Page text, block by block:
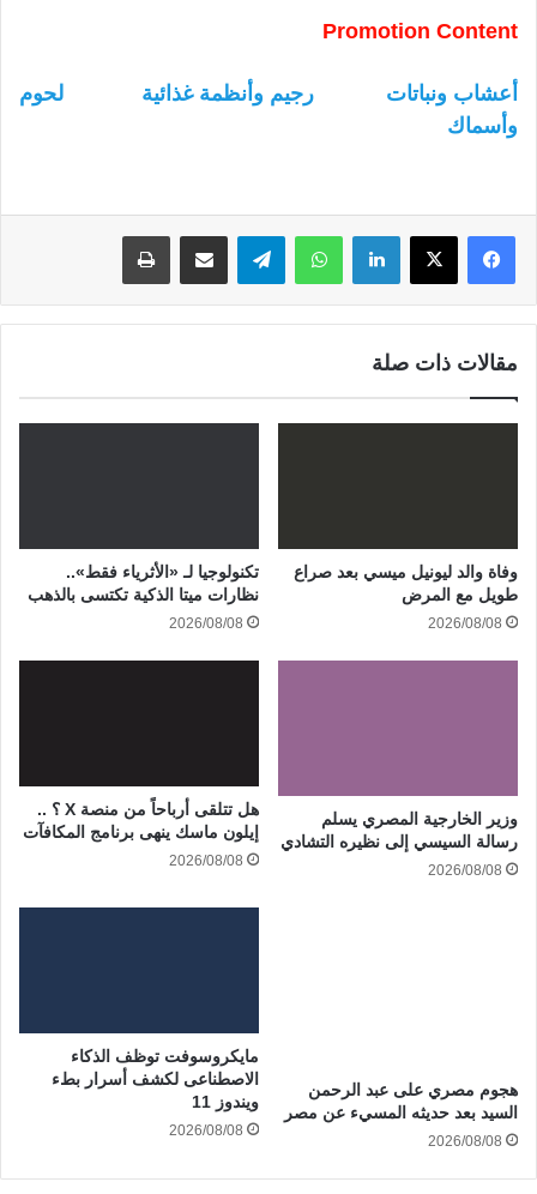
Promotion Content
أعشاب ونباتات رجيم وأنظمة غذائية
لحوم
وأسماك
لينكدإن واتساب
مقالات ذات صلة
وفاة والد ليونيل ميسي بعد صراع
طويل مع المرض
2026/08/08
تكنولوجيا لـ «الأثرياء فقط»..
نظارات ميتا الذكية تكتسى بالذهب
2026/08/08
وزير الخارجية المصري يسلم
رسالة السيسي إلى نظيره التشادي
2026/08/08
هل تتلقى أرباحاً من منصة X ؟ ..
إيلون ماسك ينهى برنامج المكافآت
2026/08/08
هجوم مصري على عبد الرحمن
السيد بعد حديثه المسيء عن مصر
2026/08/08
مايكروسوفت توظف الذكاء
الاصطناعى لكشف أسرار بطء
ويندوز 11
2026/08/08